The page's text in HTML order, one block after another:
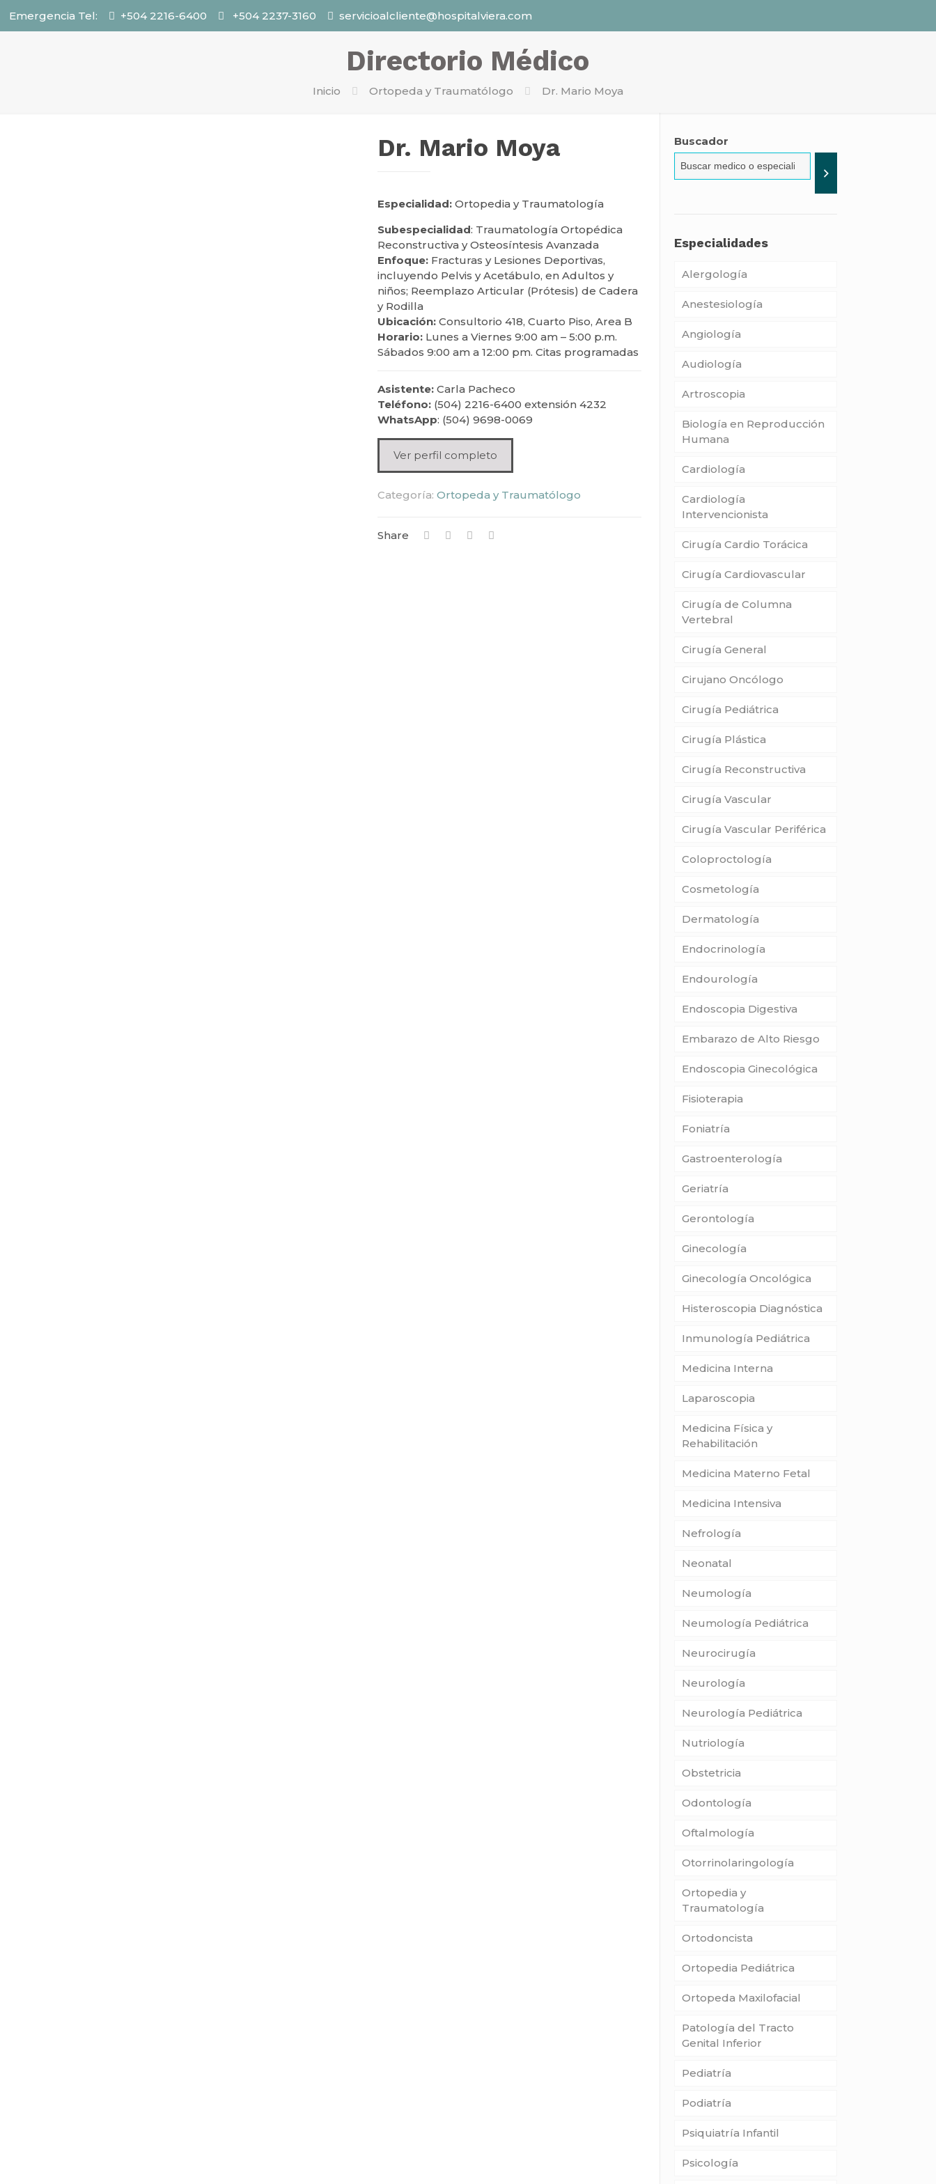
Emergencia Tel: +504 2216-6400 +504 2237-3160 servicioalcliente@hospitalviera.com
Directorio Médico
Inicio Ortopeda y Traumatólogo Dr. Mario Moya
Dr. Mario Moya
Especialidad: Ortopedia y Traumatología
Subespecialidad: Traumatología Ortopédica
Reconstructiva y Osteosíntesis Avanzada
Enfoque: Fracturas y Lesiones Deportivas,
incluyendo Pelvis y Acetábulo, en Adultos y
niños; Reemplazo Articular (Prótesis) de Cadera
y Rodilla
Ubicación:Consultorio 418, Cuarto Piso, Area B
Horario: Lunes a Viernes 9:00 am – 5:00 p.m.
Sábados 9:00 am a 12:00 pm. Citas programadas
Asistente: Carla Pacheco
Teléfono: (504) 2216-6400 extensión 4232
WhatsApp: (504) 9698-0069
Ver perfil completo
Categoría:Ortopeda y Traumatólogo
Share
Buscador
Especialidades
Alergología
Anestesiología
Angiología
Audiología
Artroscopia
Biología en Reproducción
Humana
Cardiología
Cardiología
Intervencionista
Cirugía Cardio Torácica
Cirugía Cardiovascular
Cirugía de Columna
Vertebral
Cirugía General
Cirujano Oncólogo
Cirugía Pediátrica
Cirugía Plástica
Cirugía Reconstructiva
Cirugía Vascular
Cirugía Vascular Periférica
Coloproctología
Cosmetología
Dermatología
Endocrinología
Endourología
Endoscopia Digestiva
Embarazo de Alto Riesgo
Endoscopia Ginecológica
Fisioterapia
Foniatría
Gastroenterología
Geriatría
Gerontología
Ginecología
Ginecología Oncológica
Histeroscopia Diagnóstica
Inmunología Pediátrica
Medicina Interna
Laparoscopia
Medicina Física y
Rehabilitación
Medicina Materno Fetal
Medicina Intensiva
Nefrología
Neonatal
Neumología
Neumología Pediátrica
Neurocirugía
Neurología
Neurología Pediátrica
Nutriología
Obstetricia
Odontología
Oftalmología
Otorrinolaringología
Ortopedia y
Traumatología
Ortodoncista
Ortopedia Pediátrica
Ortopeda Maxilofacial
Patología del Tracto
Genital Inferior
Pediatría
Podiatría
Psiquiatría Infantil
Psicología